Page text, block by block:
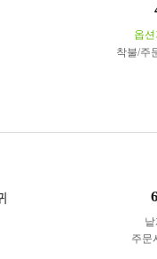
옵
착불/주
주문